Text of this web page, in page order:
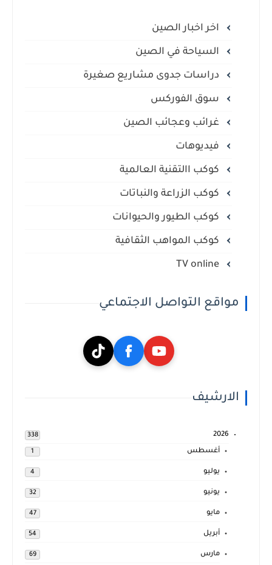
اخر اخبار الصين
السياحة في الصين
دراسات جدوى مشاريع صغيرة
سوق الفوركس
غرائب وعجائب الصين
فيديوهات
كوكب االتقنية العالمية
كوكب الزراعة والنباتات
كوكب الطيور والحيوانات
كوكب المواهب الثقافية
TV online
مواقع التواصل الاجتماعي
الارشيف
2026
338
أغسطس 1
يوليو 4
يونيو 32
مايو 47
أبريل 54
مارس 69